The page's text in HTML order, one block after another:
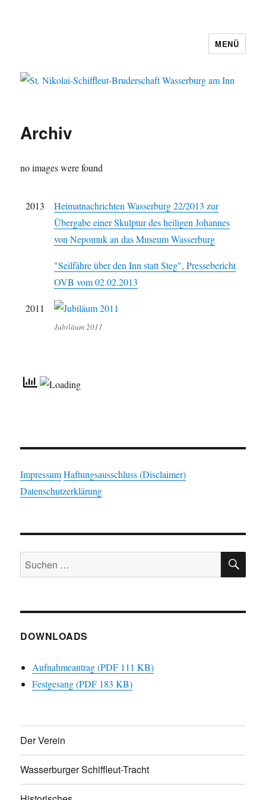
St. Nikolai-Schiffleut-Bruderschaft
Wasserburg am Inn
MENÜ
Archiv
no images were found
2013
Heimatnachrichten Wasserburg 22/2013 zur
Übergabe einer Skulptur des heiligen Johannes
von Nepomuk an das Museum Wasserburg
"Seilfähre über den Inn statt Steg", Pressebericht
OVB vom 02.02.2013
2011
Jubiläum 2011
Impressum Haftungsausschluss (Disclaimer)
Datenschutzerklärung
Suchen
nach:
DOWNLOADS
Aufnahmeantrag (PDF 111 KB)
Festgesang (PDF 183 KB)
Der Verein
Wasserburger Schiffleut-Tracht